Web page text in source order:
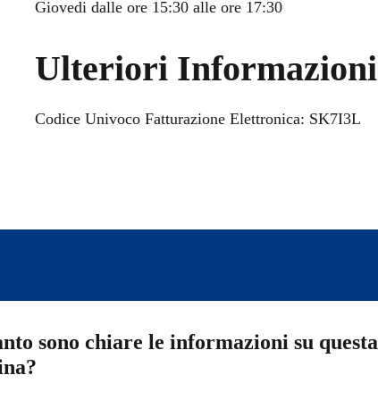
Giovedi dalle ore 15:30 alle ore 17:30
Ulteriori Informazioni
Codice Univoco Fatturazione Elettronica: SK7I3L
sono chiare le informazioni su questa